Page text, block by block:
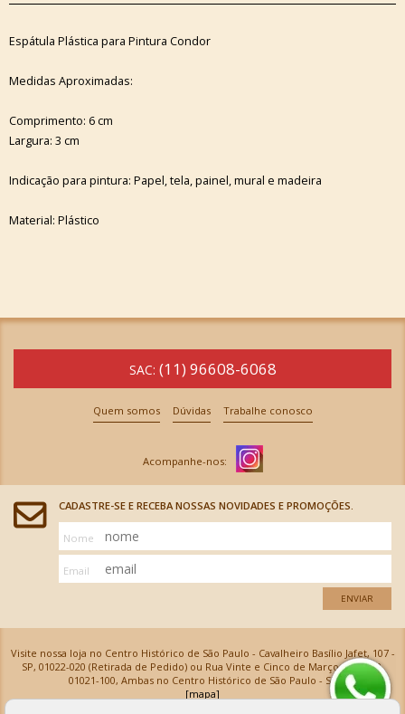
Espátula Plástica para Pintura Condor
Medidas Aproximadas:
Comprimento: 6 cm
Largura: 3 cm
Indicação para pintura: Papel, tela, painel, mural e madeira
Material: Plástico
SAC: (11) 96608-6068
Quem somos Dúvidas Trabalhe conosco
CADASTRE-SE E RECEBA NOSSAS NOVIDADES E PROMOÇÕES.
Nome
Email
ENVIAR
Visite nossa loja no Centro Histórico de São Paulo - Cavalheiro Basílio Jafet, 107 -
SP, 01022-020 (Retirada de Pedido) ou Rua Vinte e Cinco de Março, 576 - SP,
01021-100, Ambas no Centro Histórico de São Paulo - SP
[mapa]